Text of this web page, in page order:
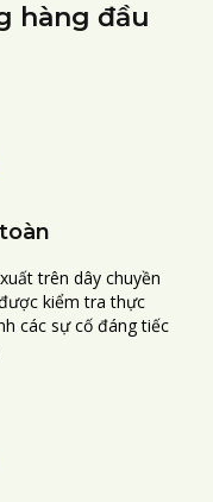
hàng đầu
trên dây chuyền
kiểm tra thực
các sự cố đáng tiếc